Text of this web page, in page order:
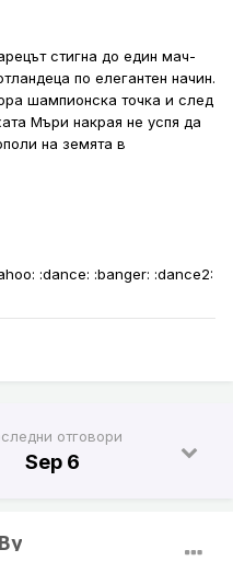
стигна до един мач-
по елегантен начин.
шампионска точка и след
Мъри накрая не успя да
на земята в
:dance: :banger: :dance2:
отговори
Sep 6